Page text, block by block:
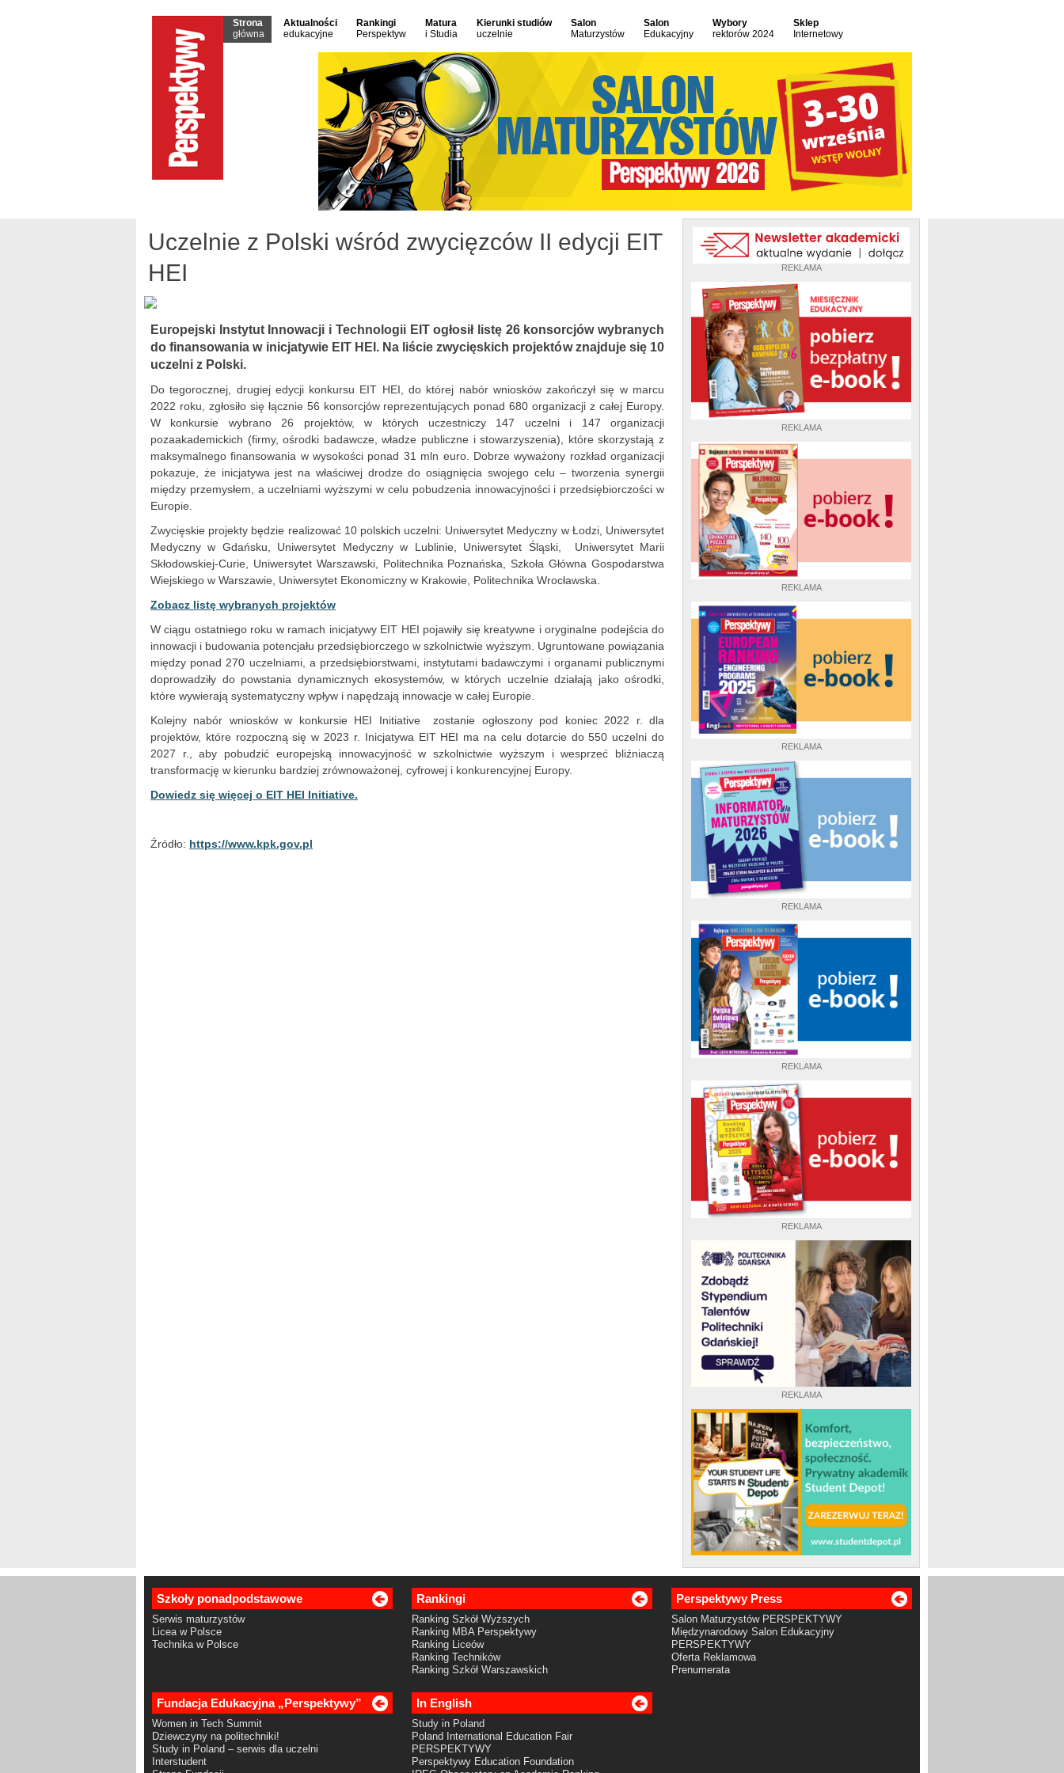
Strona
główna
Aktualności
edukacyjne
Rankingi
Perspektyw
Matura
i Studia
Kierunki studiów
uczelnie
Salon
Maturzystów
Salon
Edukacyjny
Wybory
rektorów 2024
Sklep
Internetowy
REKLAMA
REKLAMA
REKLAMA
REKLAMA
REKLAMA
REKLAMA
REKLAMA
REKLAMA
Uczelnie z Polski wśród zwycięzców II edycji EIT
HEI
Europejski Instytut Innowacji i Technologii EIT ogłosił listę 26 konsorcjów wybranych
do finansowania w inicjatywie EIT HEI. Na liście zwycięskich projektów znajduje się 10
uczelni z Polski.
Do tegorocznej, drugiej edycji konkursu EIT HEI, do której nabór wniosków zakończył się w marcu
2022 roku, zgłosiło się łącznie 56 konsorcjów reprezentujących ponad 680 organizacji z całej Europy.
W konkursie wybrano 26 projektów, w których uczestniczy 147 uczelni i 147 organizacji
pozaakademickich (firmy, ośrodki badawcze, władze publiczne i stowarzyszenia), które skorzystają z
maksymalnego finansowania w wysokości ponad 31 mln euro. Dobrze wyważony rozkład organizacji
pokazuje, że inicjatywa jest na właściwej drodze do osiągnięcia swojego celu – tworzenia synergii
między przemysłem, a uczelniami wyższymi w celu pobudzenia innowacyjności i przedsiębiorczości w
Europie.
Zwycięskie projekty będzie realizować 10 polskich uczelni: Uniwersytet Medyczny w Łodzi, Uniwersytet
Medyczny w Gdańsku, Uniwersytet Medyczny w Lublinie, Uniwersytet Śląski, Uniwersytet Marii
Skłodowskiej-Curie, Uniwersytet Warszawski, Politechnika Poznańska, Szkoła Główna Gospodarstwa
Wiejskiego w Warszawie, Uniwersytet Ekonomiczny w Krakowie, Politechnika Wrocławska.
Zobacz listę wybranych projektów
W ciągu ostatniego roku w ramach inicjatywy EIT HEI pojawiły się kreatywne i oryginalne podejścia do
innowacji i budowania potencjału przedsiębiorczego w szkolnictwie wyższym. Ugruntowane powiązania
między ponad 270 uczelniami, a przedsiębiorstwami, instytutami badawczymi i organami publicznymi
doprowadziły do ​​powstania dynamicznych ekosystemów, w których uczelnie działają jako ośrodki,
które wywierają systematyczny wpływ i napędzają innowacje w całej Europie.
Kolejny nabór wniosków w konkursie HEI Initiative zostanie ogłoszony pod koniec 2022 r. dla
projektów, które rozpoczną się w 2023 r. Inicjatywa EIT HEI ma na celu dotarcie do 550 uczelni do
2027 r., aby pobudzić europejską innowacyjność w szkolnictwie wyższym i wesprzeć bliźniaczą
transformację w kierunku bardziej zrównoważonej, cyfrowej i konkurencyjnej Europy.
Dowiedz się więcej o EIT HEI Initiative.
Źródło: https://www.kpk.gov.pl
Szkoły ponadpodstawowe
Serwis maturzystów
Licea w Polsce
Technika w Polsce
Rankingi
Ranking Szkół Wyższych
Ranking MBA Perspektywy
Ranking Liceów
Ranking Techników
Ranking Szkół Warszawskich
Perspektywy Press
Salon Maturzystów PERSPEKTYWY
Międzynarodowy Salon Edukacyjny
PERSPEKTYWY
Oferta Reklamowa
Prenumerata
Fundacja Edukacyjna „Perspektywy”
Women in Tech Summit
Dziewczyny na politechniki!
Study in Poland – serwis dla uczelni
Interstudent
In English
Study in Poland
Poland International Education Fair
PERSPEKTYWY
Perspektywy Education Foundation